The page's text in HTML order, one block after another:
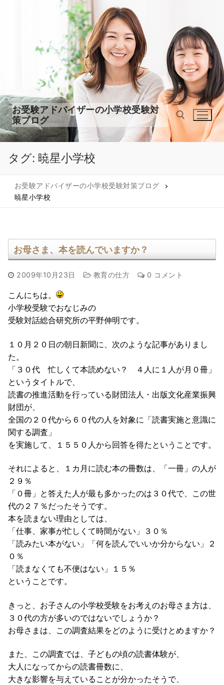
キ
ッ
プ
お受験アドバイザーの小学校受験対
策ブログ
検索:
タグ: 暁星小学校
お受験アドバイザーの小学校受験対策ブログ
暁星小学校
お母さま、本を読んでいますか？
2009年10月23日 教育の仕方 0 コメント
こんにちは。
小学校受験でおなじみの
受験対話総合研究所の平野伸明です。
１０月２０日の朝日新聞に、次のような記事がありまし
た。
「３０代 忙しくて本読めない？ ４人に１人が月０冊」
というタイトルで、
読書の推進活動を行っている財団法人・出版文化産業振興
財団が、
全国の２０代から６０代の人を対象に「読書実施と意識に
関する調査」
を実施して、１５５０人から回答を得たということです。
それによると、１カ月に読む本の冊数は、「一冊」の人が
２９％
「０冊」と答えた人が最も多かったのは３０代で、この世
代の２７％だったそうです。
本を読まない理由としては、
「仕事、家事が忙しくて時間がない」３０％
「読みたい本がない」「何を読んでいいか分からない」２
０％
「読まなくても不便はない」１５％
ということです。
きっと、お子さんの小学校受験をお考えのお母さま方は、
３０代の方が多いのではないでしょうか？
お母さまは、この調査結果をどのように受けとめますか？
また、この調査では、子どもの頃の読書体験が、
大人になってからの読書冊数に、
大きな影響を与えていることが分かったそうで、